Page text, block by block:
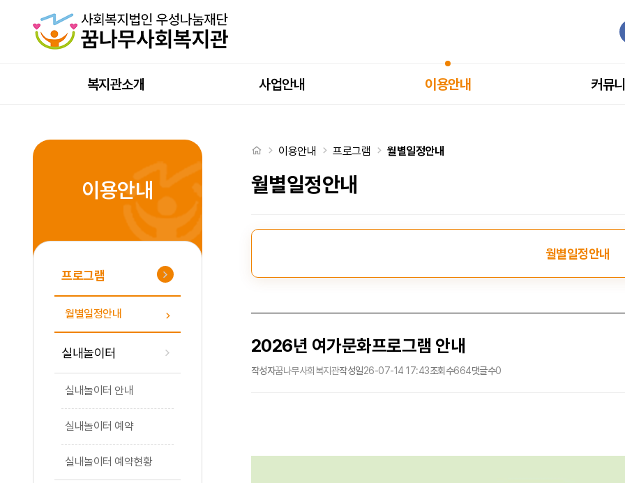
복지관소개 사업안내 이용안내 커뮤
처음으로
이용안내 프로그램 월별일정안내
월별일정안내
월별일정안내 탭메뉴
월별일정안내
2026년 여가문화프로그램 안내
작성자꿈나무사회복지관작성일26-07-14 17:43조회수664댓글수0
이용안내
프로그램
월별일정안내
실내놀이터
실내놀이터 안내
실내놀이터 예약
실내놀이터 예약현황